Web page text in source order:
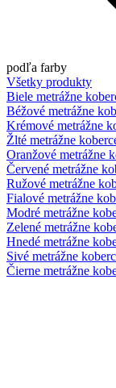
podľa farby
Všetky produkty
Biele metrážne
Béžové metrážne
Krémové metrážne
Žlté metrážne
Oranžové metrážne
Červené metrážne
Ružové metrážne
Fialové metrážne
Modré metrážne
Zelené metrážne
Hnedé metrážne
Sivé metrážne
Čierne metrážne